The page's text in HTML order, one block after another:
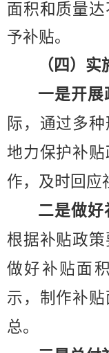
面积和质量
予补贴。
（四）实
一是开展
际，通过多
地力保护补贴
作，及时回应
二是做好
根据补贴政策
做好补贴面
示 ，制作补
总。